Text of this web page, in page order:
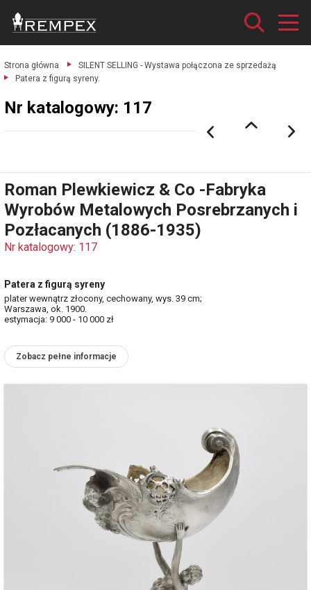
Strona główna
SILENT SELLING - Wystawa połączona ze sprzedażą
Patera z figurą syreny.
Nr katalogowy: 117
Roman Plewkiewicz & Co -Fabryka
Wyrobów Metalowych Posrebrzanych i
Pozłacanych (1886-1935)
Nr katalogowy: 117
Patera z figurą syreny
plater wewnątrz złocony, cechowany, wys. 39 cm;
Warszawa, ok. 1900.
estymacja: 9 000 - 10 000 zł
Zobacz pełne informacje